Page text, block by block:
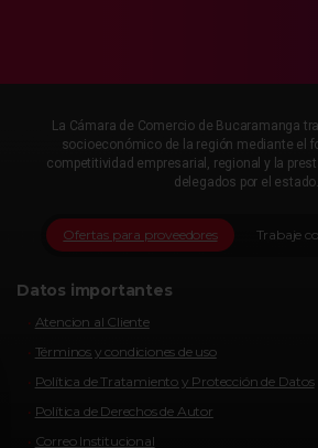
La Cámara de Comercio de Bucaramanga
socioeconómico de la región mediante el
competitividad empresarial, regional y la
delegados por el estado.
Trabaje
Ofertas para proveedores
Datos importantes
Atencion al Cliente
Términos y condiciones de uso
Política de Tratamiento y Protección de Datos
Política de Derechos de Autor
Correo Institucional